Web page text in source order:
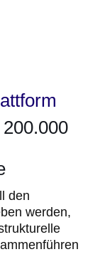
den
werden,